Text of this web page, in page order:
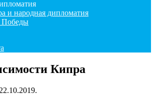
и народная дипломатия
Победы
Кипра
22.10.2019.